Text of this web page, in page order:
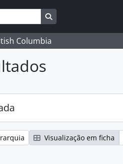
Search in browse page
Columbia
Visualização em ficha